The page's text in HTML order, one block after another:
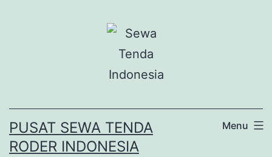
PUSAT SEWA TENDA
RODER INDONESIA
Menu